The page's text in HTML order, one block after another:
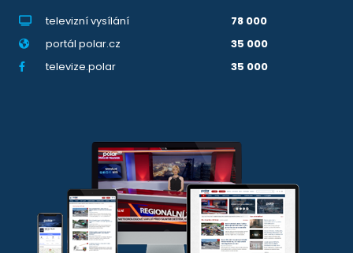
televizní vysílání
78 000
portál polar.cz
35 000
televize.polar
35 000